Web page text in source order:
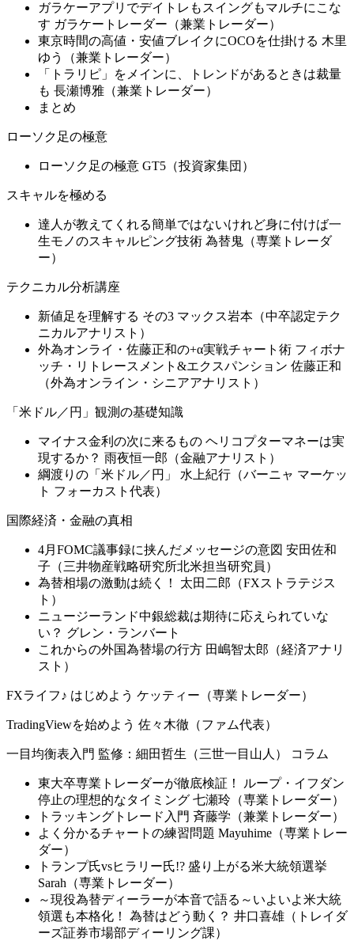
ガラケーアプリでデイトレもスイングもマルチにこな
す ガラケートレーダー（兼業トレーダー）
東京時間の高値・安値ブレイクにOCOを仕掛ける 木里
ゆう（兼業トレーダー）
「トラリピ」をメインに、トレンドがあるときは裁量
も 長瀬博雅（兼業トレーダー）
まとめ
ローソク足の極意
ローソク足の極意 GT5（投資家集団）
スキャルを極める
達人が教えてくれる簡単ではないけれど身に付けば一
生モノのスキャルピング技術 為替鬼（専業トレーダ
ー）
テクニカル分析講座
新値足を理解する その3 マックス岩本（中卒認定テク
ニカルアナリスト）
外為オンライ・佐藤正和の+α実戦チャート術 フィボナ
ッチ・リトレースメント&エクスパンション 佐藤正和
（外為オンライン・シニアアナリスト）
「米ドル／円」観測の基礎知識
マイナス金利の次に来るもの ヘリコプターマネーは実
現するか？ 雨夜恒一郎（金融アナリスト）
綱渡りの「米ドル／円」 水上紀行（バーニャ マーケッ
ト フォーカスト代表）
国際経済・金融の真相
4月FOMC議事録に挟んだメッセージの意図 安田佐和
子（三井物産戦略研究所北米担当研究員）
為替相場の激動は続く！ 太田二郎（FXストラテジス
ト）
ニュージーランド中銀総裁は期待に応えられていな
い？ グレン・ランバート
これからの外国為替場の行方 田嶋智太郎（経済アナリ
スト）
FXライフ♪ はじめよう ケッティー（専業トレーダー）
TradingViewを始めよう 佐々木徹（ファム代表）
一目均衡表入門 監修：細田哲生（三世一目山人） コラム
東大卒専業トレーダーが徹底検証！ ループ・イフダン
停止の理想的なタイミング 七瀬玲（専業トレーダー）
トラッキングトレード入門 斉藤学（兼業トレーダー）
よく分かるチャートの練習問題 Mayuhime（専業トレー
ダー）
トランプ氏vsヒラリー氏!? 盛り上がる米大統領選挙
Sarah（専業トレーダー）
～現役為替ディーラーが本音で語る～いよいよ米大統
領選も本格化！ 為替はどう動く？ 井口喜雄（トレイダ
ーズ証券市場部ディーリング課）